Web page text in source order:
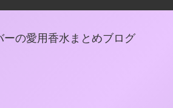
ーの愛用香水まとめブログ